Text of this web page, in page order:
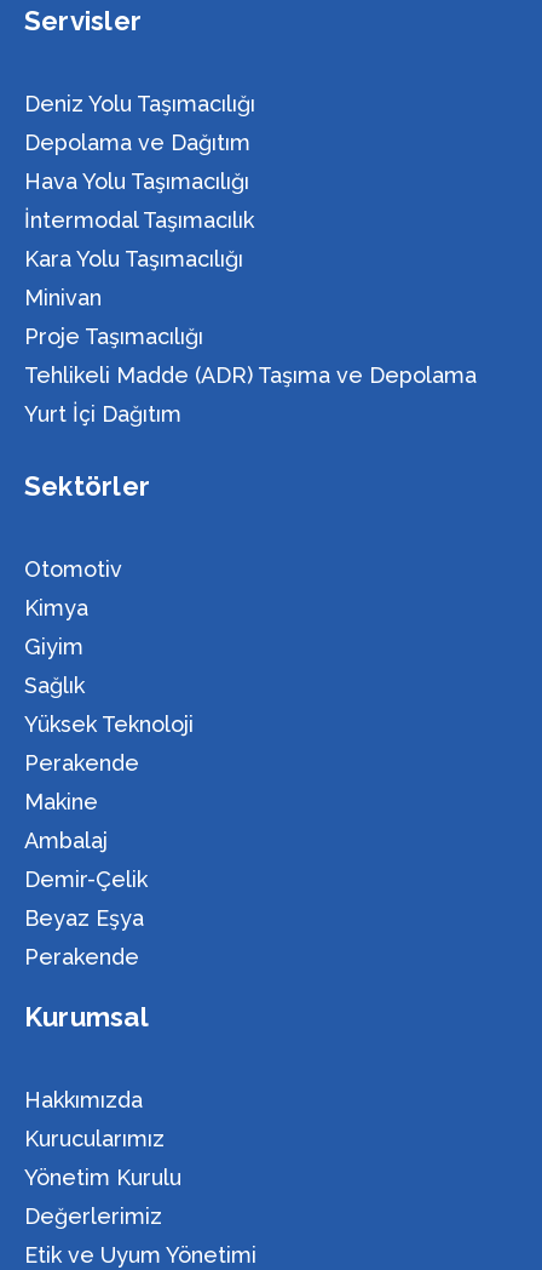
Servisler
Deniz Yolu Taşımacılığı
Depolama ve Dağıtım
Hava Yolu Taşımacılığı
İntermodal Taşımacılık
Kara Yolu Taşımacılığı
Minivan
Proje Taşımacılığı
Tehlikeli Madde (ADR) Taşıma ve Depolama
Yurt İçi Dağıtım
Sektörler
Otomotiv
Kimya
Giyim
Sağlık
Yüksek Teknoloji
Perakende
Makine
Ambalaj
Demir-Çelik
Beyaz Eşya
Perakende
Kurumsal
Hakkımızda
Kurucularımız
Yönetim Kurulu
Değerlerimiz
Etik ve Uyum Yönetimi